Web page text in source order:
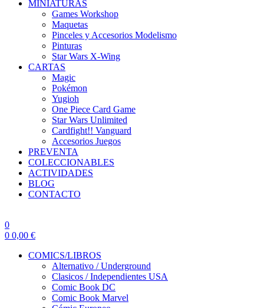
MINIATURAS
Games Workshop
Maquetas
Pinceles y Accesorios Modelismo
Pinturas
Star Wars X-Wing
CARTAS
Magic
Pokémon
Yugioh
One Piece Card Game
Star Wars Unlimited
Cardfight!! Vanguard
Accesorios Juegos
PREVENTA
COLECCIONABLES
ACTIVIDADES
BLOG
CONTACTO
0
0 0,00 €
COMICS/LIBROS
Alternativo / Underground
Clasicos / Independientes USA
Comic Book DC
Comic Book Marvel